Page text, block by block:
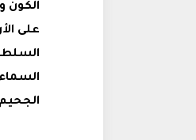
الكون
على